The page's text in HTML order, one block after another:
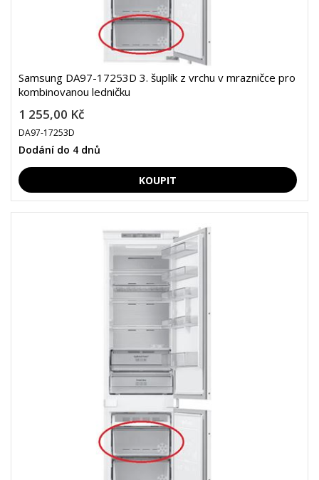
Samsung DA97-17253D 3. šuplík z vrchu v mrazničce pro
kombinovanou ledničku
1 255,00 Kč
DA97-17253D
Dodání do 4 dnů